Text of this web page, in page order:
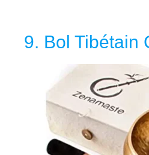
9. Bol Tibétain